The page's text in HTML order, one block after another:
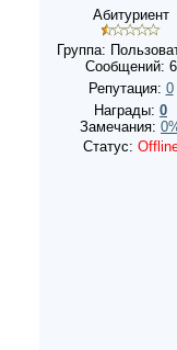
Абитуриент
Группа:
Сообщений: 6
Репутация: 0
Награды: 0
Замечания:
Статус: